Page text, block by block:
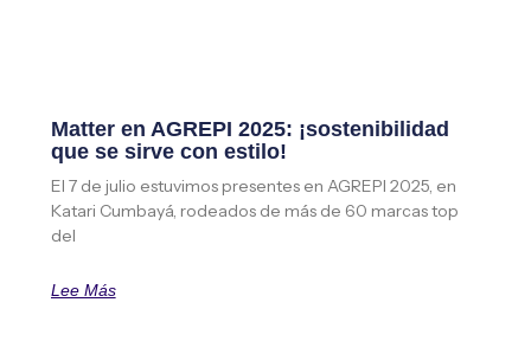
Matter en AGREPI 2025: ¡sostenibilidad
que se sirve con estilo!
El 7 de julio estuvimos presentes en AGREPI 2025, en
Katari Cumbayá, rodeados de más de 60 marcas top
del
Lee Más